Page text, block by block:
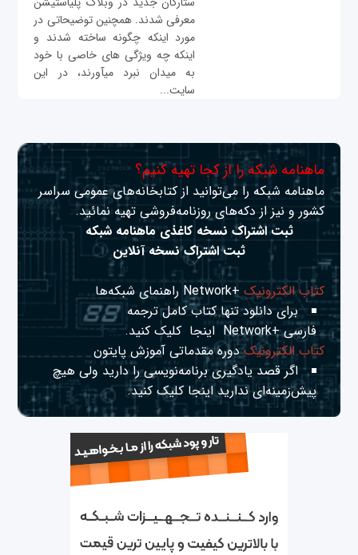
معرفی شدند. هم‫چنین توضیحاتی در
مورد این‫که چگونه ساخته شدند و
این‫که چه ویژگی های خاصی با خود
به میدان نبرد می‫آورند، در این
سایت...
ماهنامه شبکه را از کجا تهیه کنیم؟
ماهنامه شبکه را می‌توانید از کتابخانه‌های عمومی سراسر
کشور و نیز از دکه‌های روزنامه‌فروشی تهیه نمائید.
ثبت اشتراک نسخه کاغذی ماهنامه شبکه
ثبت اشتراک نسخه آنلاین
کتاب الکترونیک+Network راهنمای شبکه‌ها
برای دانلود تنها کتاب کامل ترجمه
فارسی +Network
اینجا کلیک کنید.
کتاب الکترونیکدوره مقدماتی آموزش پایتون
اگر قصد یادگیری برنامه‌نویسی را دارید ولی هیچ
پیش‌زمینه‌ای نداریداینجا کلیک کنید.